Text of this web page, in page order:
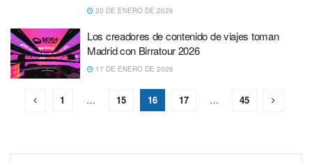
20 DE ENERO DE 2026
Los creadores de contenido de viajes toman
Madrid con Birratour 2026
17 DE ENERO DE 2026
1 … 15 16 17 … 45